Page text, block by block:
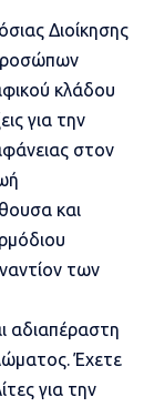
Διοίκησης
κλάδου
για την
στον
και
των
αδιαπέραστη
Έχετε
για την